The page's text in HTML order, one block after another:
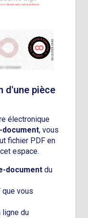
d'une pièce
électronique
document, vous
fichier PDF en
espace.
document du
que vous
ligne du